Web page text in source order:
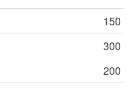
150
300
200